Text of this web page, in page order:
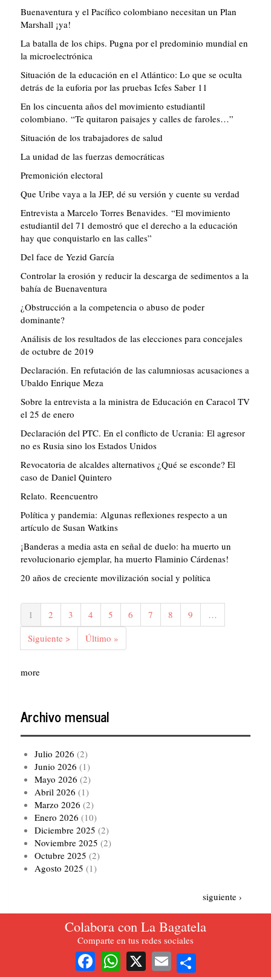
Colabora con La Bagatela
Comparte en tus redes sociales
FacebookWhatsApp
X Email
Buenaventura y el Pacífico colombiano necesitan un Plan
Marshall ¡ya!
La batalla de los chips. Pugna por el predominio mundial en
la microelectrónica
Situación de la educación en el Atlántico: Lo que se oculta
detrás de la euforia por las pruebas Icfes Saber 11
En los cincuenta años del movimiento estudiantil
colombiano. “Te quitaron paisajes y calles de faroles…”
Situación de los trabajadores de salud
La unidad de las fuerzas democráticas
Premonición electoral
Que Uribe vaya a la JEP, dé su versión y cuente su verdad
Entrevista a Marcelo Torres Benavides. “El movimiento
estudiantil del 71 demostró que el derecho a la educación
hay que conquistarlo en las calles”
Del face de Yezid García
Controlar la erosión y reducir la descarga de sedimentos a la
bahía de Buenaventura
¿Obstrucción a la competencia o abuso de poder
dominante?
Análisis de los resultados de las elecciones para concejales
de octubre de 2019
Declaración. En refutación de las calumniosas acusaciones a
Ubaldo Enrique Meza
Sobre la entrevista a la ministra de Educación en Caracol TV
el 25 de enero
Declaración del PTC. En el conflicto de Ucrania: El agresor
no es Rusia sino los Estados Unidos
Revocatoria de alcaldes alternativos ¿Qué se esconde? El
caso de Daniel Quintero
Relato. Reencuentro
Política y pandemia: Algunas reflexiones respecto a un
artículo de Susan Watkins
¡Banderas a media asta en señal de duelo: ha muerto un
revolucionario ejemplar, ha muerto Flaminio Cárdenas!
20 años de creciente movilización social y política
Paginación
Página
actual
1 Página
2 Página
3 Página
4 Página
5 Página
6 Página
7 Página
8 Página
9
…
Siguiente
página
Siguiente >
Última
página
Último »
more
Archivo mensual
Julio 2026 (2)
Junio 2026 (1)
Mayo 2026 (2)
Abril 2026 (1)
Marzo 2026 (2)
Enero 2026 (10)
Diciembre 2025 (2)
Noviembre 2025 (2)
Octubre 2025 (2)
Agosto 2025 (1)
Siguiente
siguiente ›
Ver todo el archivo